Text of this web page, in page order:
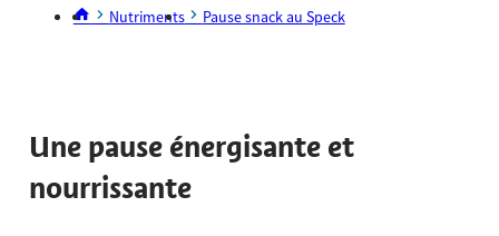
Nutriments Pause snack au Speck
Une pause énergisante et
nourrissante